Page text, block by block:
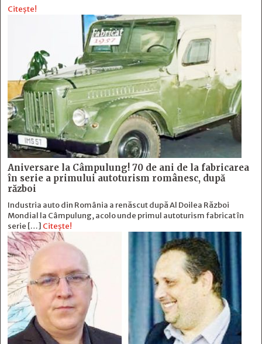
Citește!
Aniversare la Câmpulung! 70 de ani de la fabricarea
în serie a primului autoturism românesc, după
război
Industria auto din România a renăscut după Al Doilea Război
Mondial la Câmpulung, acolo unde primul autoturism fabricat în
serie […] Citește!